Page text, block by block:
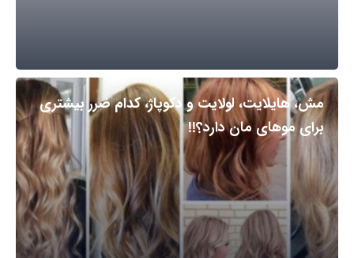
مش، هایلایت، لولایت و دکوپاژ، کدام ضرر بیشتری
برای موهای مان دارد؟!!